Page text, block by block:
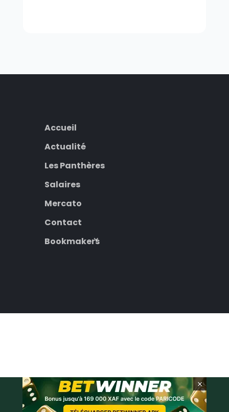
Accueil
Actualité
Les Panthères
Salaires
Mercato
Contact
Bookmakers
×